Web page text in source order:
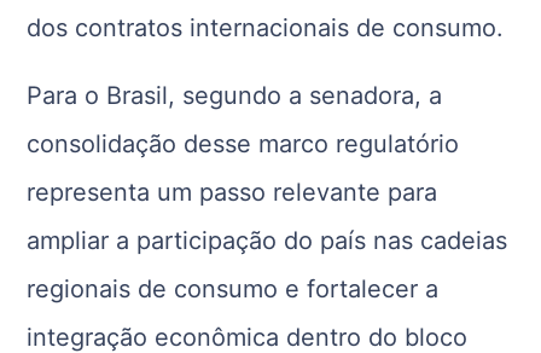
dos contratos internacionais de consumo.
Para o Brasil, segundo a senadora, a
consolidação desse marco regulatório
representa um passo relevante para
ampliar a participação do país nas cadeias
regionais de consumo e fortalecer a
integração econômica dentro do bloco